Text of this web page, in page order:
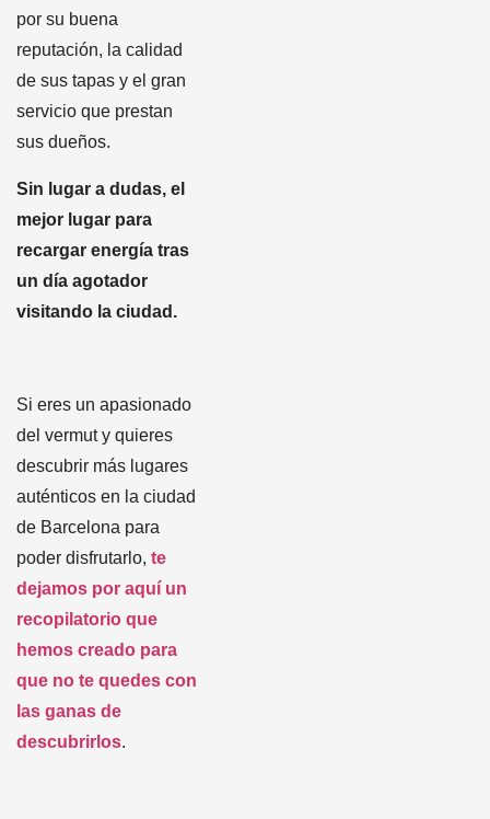
por su buena
reputación, la calidad
de sus tapas y el gran
servicio que prestan
sus dueños.
Sin lugar a dudas, el
mejor lugar para
recargar energía tras
un día agotador
visitando la ciudad.
Si eres un apasionado
del vermut y quieres
descubrir más lugares
auténticos en la ciudad
de Barcelona para
poder disfrutarlo, te
dejamos por aquí un
recopilatorio que
hemos creado para
que no te quedes con
las ganas de
descubrirlos.